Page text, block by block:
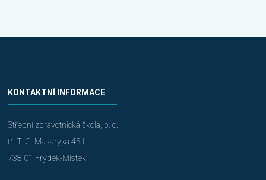
KONTAKTNÍ INFORMACE
Střední zdravotnická škola, p. o.
tř. T. G. Masaryka 451
738 01 Frýdek-Místek